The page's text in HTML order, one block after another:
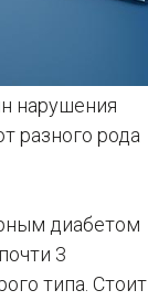
нарушения
разного рода
диабетом
3
типа. Стоит